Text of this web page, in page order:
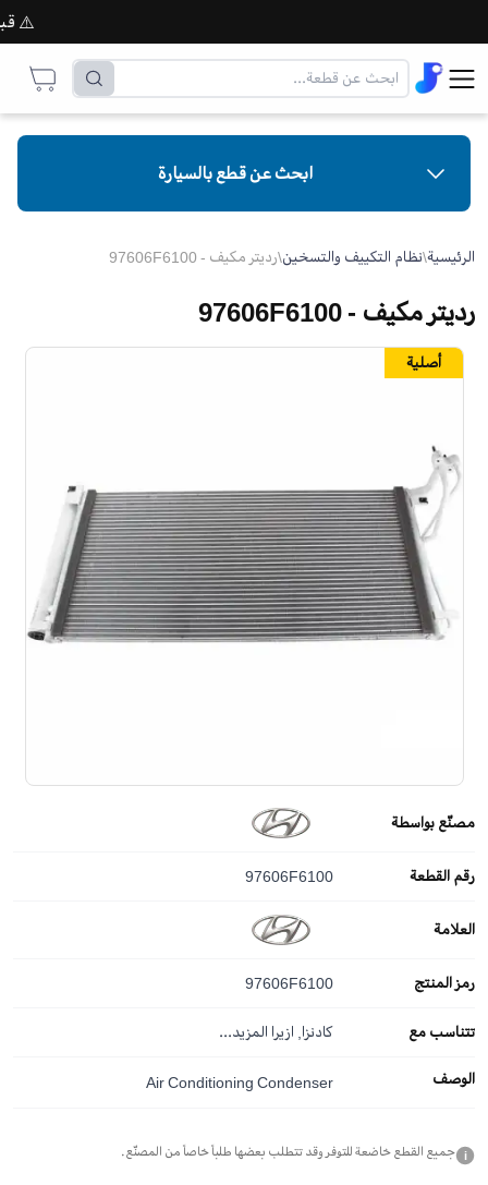
⚠️ قبل
ابحث عن قطع بالسيارة
الرئيسية\نظام التكييف والتسخين\رديتر مكيف - 97606F6100
رديتر مكيف - 97606F6100
مصنّع بواسطة
رقم القطعة 97606F6100
العلامة
رمز المنتج 97606F6100
تتناسب مع كادنزا, ازيرا المزيد...
الوصف Air Conditioning Condenser
i جميع القطع خاضعة للتوفر وقد تتطلب بعضها طلباً خاصاً من المصنّع.
أصلية